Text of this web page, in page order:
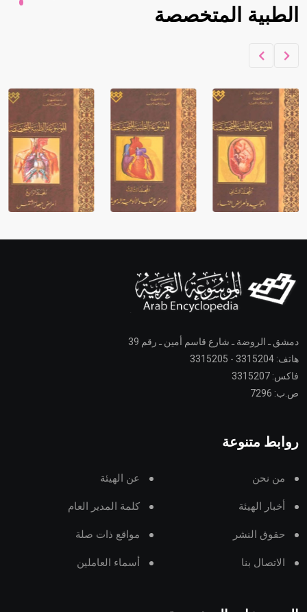
الطبية المتخصصة
دمشق ـ الروضة ـ شارع قاسم أمين ـ رقم 39
هاتف: 3315204 - 3315205
فاكس: 3315207
ص.ب: 7296
روابط متنوعة
من نحن عن الهيئة
أخبار الهيئة كلمة المدير العام
حقوق النشر مواقع ذات صلة
الاتصال بنا أسماء العاملين